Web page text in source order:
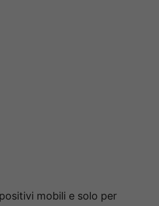
mobili e solo per